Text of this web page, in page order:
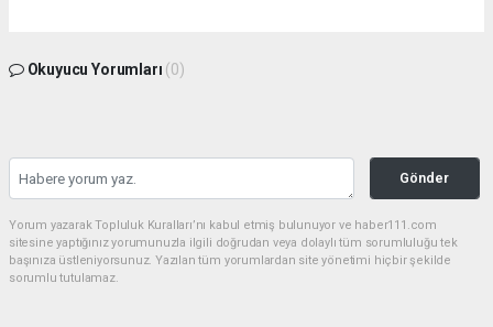
Okuyucu Yorumları (0)
Gönder
Yorum yazarak Topluluk Kuralları’nı kabul etmiş bulunuyor ve haber111.com
sitesine yaptığınız yorumunuzla ilgili doğrudan veya dolaylı tüm sorumluluğu tek
başınıza üstleniyorsunuz. Yazılan tüm yorumlardan site yönetimi hiçbir şekilde
sorumlu tutulamaz.